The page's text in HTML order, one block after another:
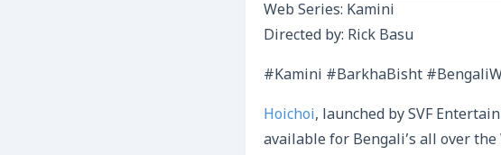
Web Series: Kamini
Directed by: Rick Basu
#Kamini #BarkhaBisht
Hoichoi, launched by SVF
available for Bengali’s all over